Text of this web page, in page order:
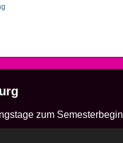
zum Semesterbegin